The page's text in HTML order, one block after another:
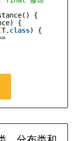
{
{
class) {